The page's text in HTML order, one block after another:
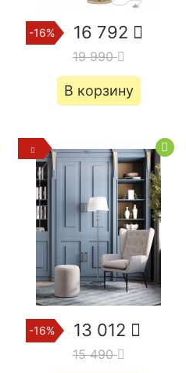
-16% 16 792
19 990
В корзину
-16% 13 012
15 490